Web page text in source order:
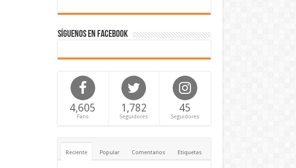
Síguenos en Facebook
4,605
Fans
1,782
Seguidores
45
Seguidores
Reciente Popular Comentarios Etiquetas